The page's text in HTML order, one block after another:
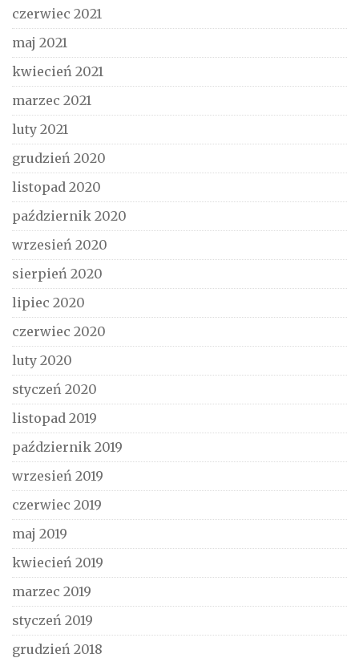
czerwiec 2021
maj 2021
kwiecień 2021
marzec 2021
luty 2021
grudzień 2020
listopad 2020
październik 2020
wrzesień 2020
sierpień 2020
lipiec 2020
czerwiec 2020
luty 2020
styczeń 2020
listopad 2019
październik 2019
wrzesień 2019
czerwiec 2019
maj 2019
kwiecień 2019
marzec 2019
styczeń 2019
grudzień 2018